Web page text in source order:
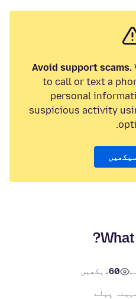
Avoid support scams.
to call or text a
personal
suspicious activity
60دیکھیں